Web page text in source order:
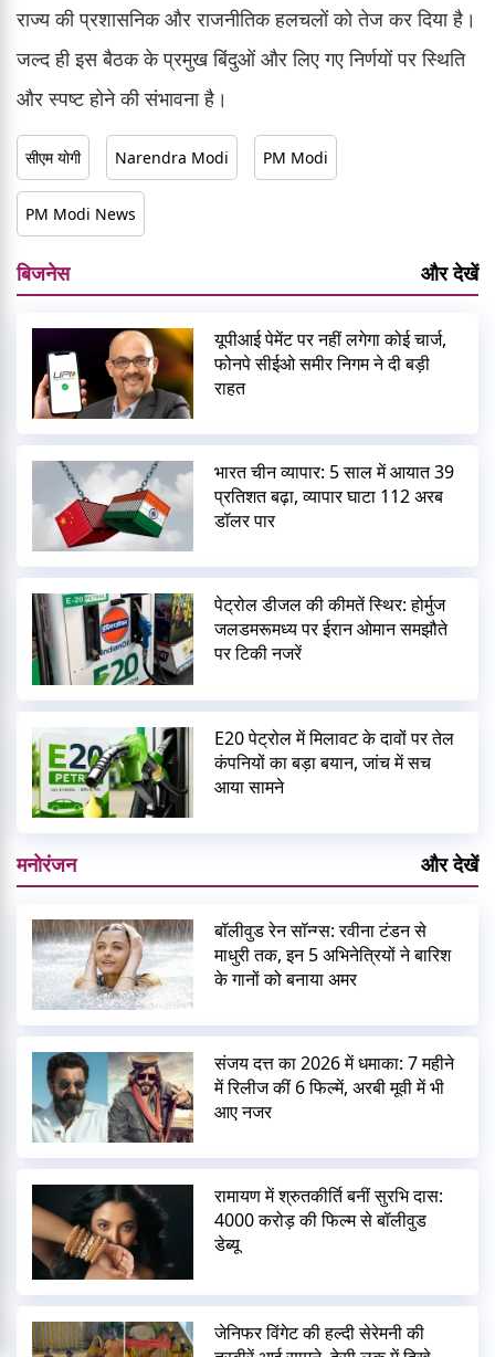
राज्य की प्रशासनिक और राजनीतिक हलचलों को तेज कर दिया है।
जल्द ही इस बैठक के प्रमुख बिंदुओं और लिए गए निर्णयों पर स्थिति
और स्पष्ट होने की संभावना है।
सीएम योगी Narendra Modi PM Modi
PM Modi News
बिजनेस और देखें
यूपीआई पेमेंट पर नहीं लगेगा कोई चार्ज,
फोनपे सीईओ समीर निगम ने दी बड़ी
राहत
भारत चीन व्यापार: 5 साल में आयात 39
प्रतिशत बढ़ा, व्यापार घाटा 112 अरब
डॉलर पार
पेट्रोल डीजल की कीमतें स्थिर: होर्मुज
जलडमरूमध्य पर ईरान ओमान समझौते
पर टिकी नजरें
E20 पेट्रोल में मिलावट के दावों पर तेल
कंपनियों का बड़ा बयान, जांच में सच
आया सामने
मनोरंजन और देखें
बॉलीवुड रेन सॉन्ग्स: रवीना टंडन से
माधुरी तक, इन 5 अभिनेत्रियों ने बारिश
के गानों को बनाया अमर
संजय दत्त का 2026 में धमाका: 7 महीने
में रिलीज कीं 6 फिल्में, अरबी मूवी में भी
आए नजर
रामायण में श्रुतकीर्ति बनीं सुरभि दास:
4000 करोड़ की फिल्म से बॉलीवुड
डेब्यू
जेनिफर विंगेट की हल्दी सेरेमनी की